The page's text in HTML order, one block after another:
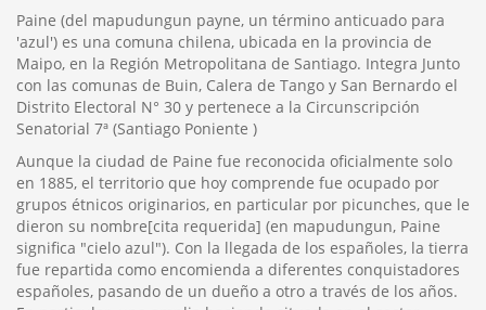
Paine (del mapudungun payne, un término anticuado para
'azul') es una comuna chilena, ubicada en la provincia de
Maipo, en la Región Metropolitana de Santiago. Integra Junto
con las comunas de Buin, Calera de Tango y San Bernardo el
Distrito Electoral N° 30 y pertenece a la Circunscripción
Senatorial 7ª (Santiago Poniente )
Aunque la ciudad de Paine fue reconocida oficialmente solo
en 1885, el territorio que hoy comprende fue ocupado por
grupos étnicos originarios, en particular por picunches, que le
dieron su nombre[cita requerida] (en mapudungun, Paine
significa "cielo azul"). Con la llegada de los españoles, la tierra
fue repartida como encomienda a diferentes conquistadores
españoles, pasando de un dueño a otro a través de los años.